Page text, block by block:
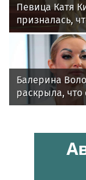
Певица Катя
призналась,
бояться
открытости
Балерина
раскрыла, что
не может
инсульта